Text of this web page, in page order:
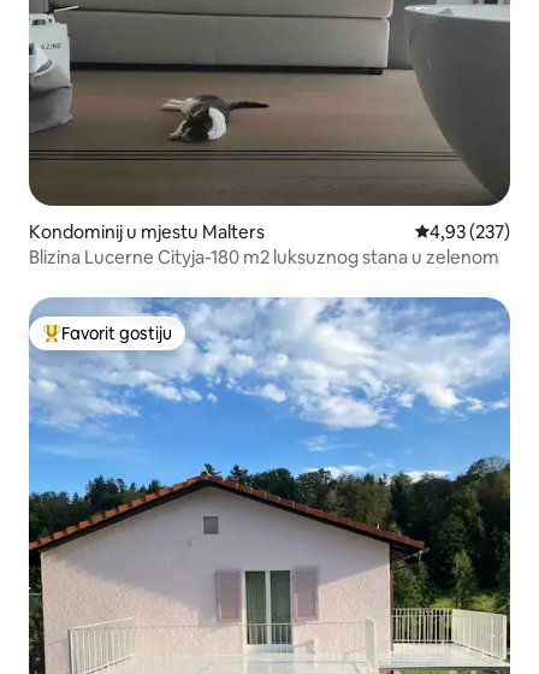
Kondominij u mjestu Malters Prosječna
4,93 (237)
Blizina Lucerne Cityja-180 m2 luksuznog stana u zelenom
Glavni favorit gostiju
Favorit gostiju